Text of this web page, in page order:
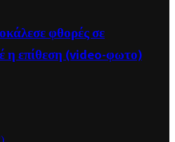
φθορές σε
η επίθεση (video-φωτο)